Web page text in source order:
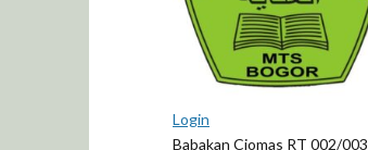
Login
Babakan Ciomas RT 002/003